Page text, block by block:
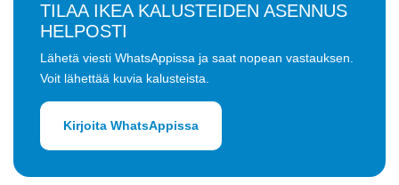
TILAA IKEA KALUSTEIDEN ASENNUS
HELPOSTI
Lähetä viesti WhatsAppissa ja saat nopean vastauksen.
Voit lähettää kuvia kalusteista.
Kirjoita WhatsAppissa